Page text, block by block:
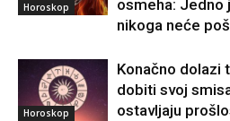
Horoskop
osmeha: Jedno
nikoga neće
Horoskop
Konačno dolazi
dobiti svoj
ostavljaju